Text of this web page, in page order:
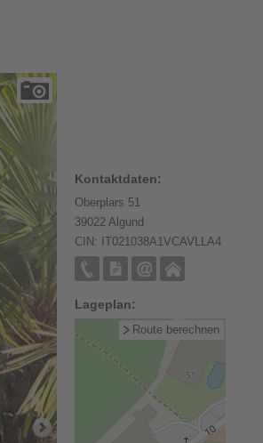
Kontaktdaten:
Oberplars 51
39022 Algund
CIN: IT021038A1VCAVLLA4
Lageplan:
Route berechnen